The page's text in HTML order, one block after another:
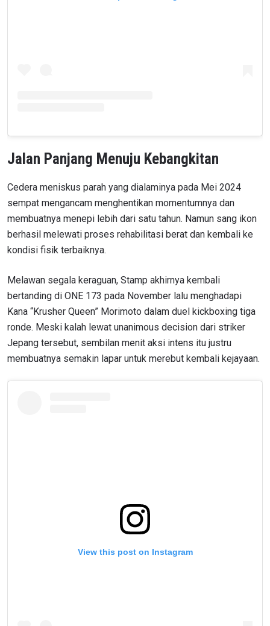
Jalan Panjang Menuju Kebangkitan
Cedera meniskus parah yang dialaminya pada Mei 2024
sempat mengancam menghentikan momentumnya dan
membuatnya menepi lebih dari satu tahun. Namun sang ikon
berhasil melewati proses rehabilitasi berat dan kembali ke
kondisi fisik terbaiknya.
Melawan segala keraguan, Stamp akhirnya kembali
bertanding di ONE 173 pada November lalu menghadapi
Kana “Krusher Queen” Morimoto dalam duel kickboxing tiga
ronde. Meski kalah lewat unanimous decision dari striker
Jepang tersebut, sembilan menit aksi intens itu justru
membuatnya semakin lapar untuk merebut kembali kejayaan.
View this post on Instagram